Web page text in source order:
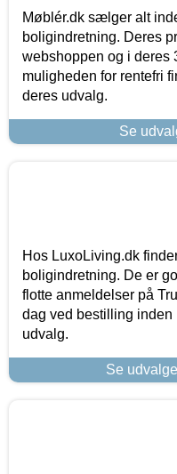
Møblér.dk sælger alt
boligindretning. Deres
webshoppen og i deres
muligheden for rentefri
deres udvalg.
Se
Hos LuxoLiving.dk
boligindretning. De er
flotte anmeldelser på
dag ved bestilling inden
udvalg.
Se